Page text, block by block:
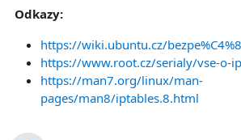
Odkazy:
https://wiki.ubuntu.cz/
https://www.root.cz/serialy/vse-o-
https://man7.org/linux/man-
pages/man8/iptables.8.html